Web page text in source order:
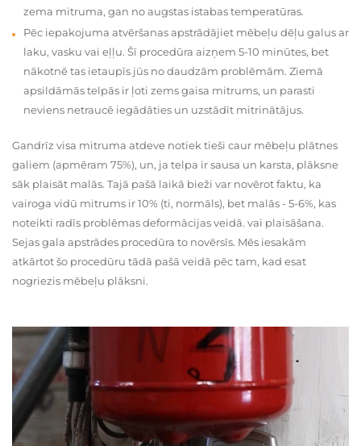
zema mitruma, gan no augstas istabas temperatūras.
Pēc iepakojuma atvēršanas apstrādājiet mēbeļu dēļu galus ar
laku, vasku vai eļļu. Šī procedūra aizņem 5-10 minūtes, bet
nākotnē tas ietaupīs jūs no daudzām problēmām. Ziemā
apsildāmās telpās ir ļoti zems gaisa mitrums, un parasti
neviens netraucē iegādāties un uzstādīt mitrinātājus.
Gandrīz visa mitruma atdeve notiek tieši caur mēbeļu plātnes
galiem (apmēram 75%), un, ja telpa ir sausa un karsta, plāksne
sāk plaisāt malās. Tajā pašā laikā bieži var novērot faktu, ka
vairoga vidū mitrums ir 10% (ti, normāls), bet malās - 5-6%, kas
noteikti radīs problēmas deformācijas veidā. vai plaisāšana.
Sejas gala apstrādes procedūra to novērsīs. Mēs iesakām
atkārtot šo procedūru tādā pašā veidā pēc tam, kad esat
nogriezis mēbeļu plāksni.